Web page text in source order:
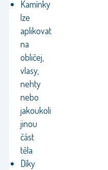
Kamínky
lze
aplikovat
na
obličej,
vlasy,
nehty
nebo
jakoukoli
jinou
část
těla
Díky